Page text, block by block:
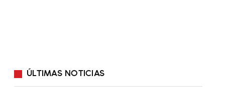
ÚLTIMAS NOTICIAS